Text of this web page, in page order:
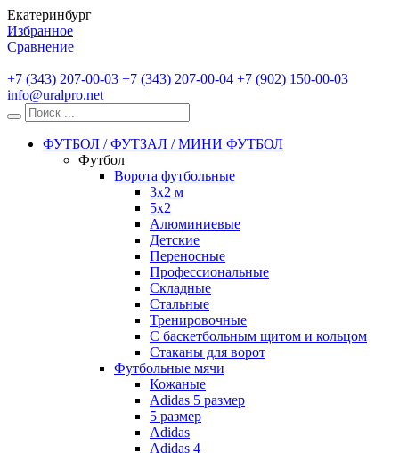
Екатеринбург
Избранное
Сравнение
+7 (343) 207-00-03 +7 (343) 207-00-04 +7 (902) 150-00-03
info@uralpro.net
ФУТБОЛ / ФУТЗАЛ / МИНИ ФУТБОЛ
Футбол
Ворота футбольные
3х2 м
5х2
Алюминиевые
Детские
Переносные
Профессиональные
Складные
Стальные
Тренировочные
С баскетбольным щитом и кольцом
Стаканы для ворот
Футбольные мячи
Кожаные
Adidas 5 размер
5 размер
Adidas
Adidas 4